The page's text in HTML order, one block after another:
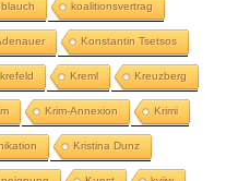
koalitionsvertrag
Konstantin Tsetsos
krefeld Kreml Kreuzberg
Krim-Annexion Krimi
Kristina Dunz